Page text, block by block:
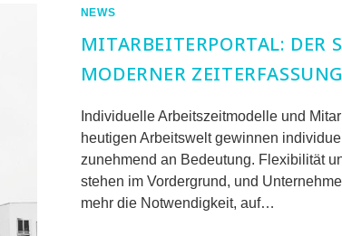
NEWS
MITARBEITERPORTAL: DER
MODERNER ZEITERFASSUNG
Individuelle Arbeitszeitmodelle und
heutigen Arbeitswelt gewinnen
zunehmend an Bedeutung. Flexibilität
stehen im Vordergrund, und
mehr die Notwendigkeit, auf…